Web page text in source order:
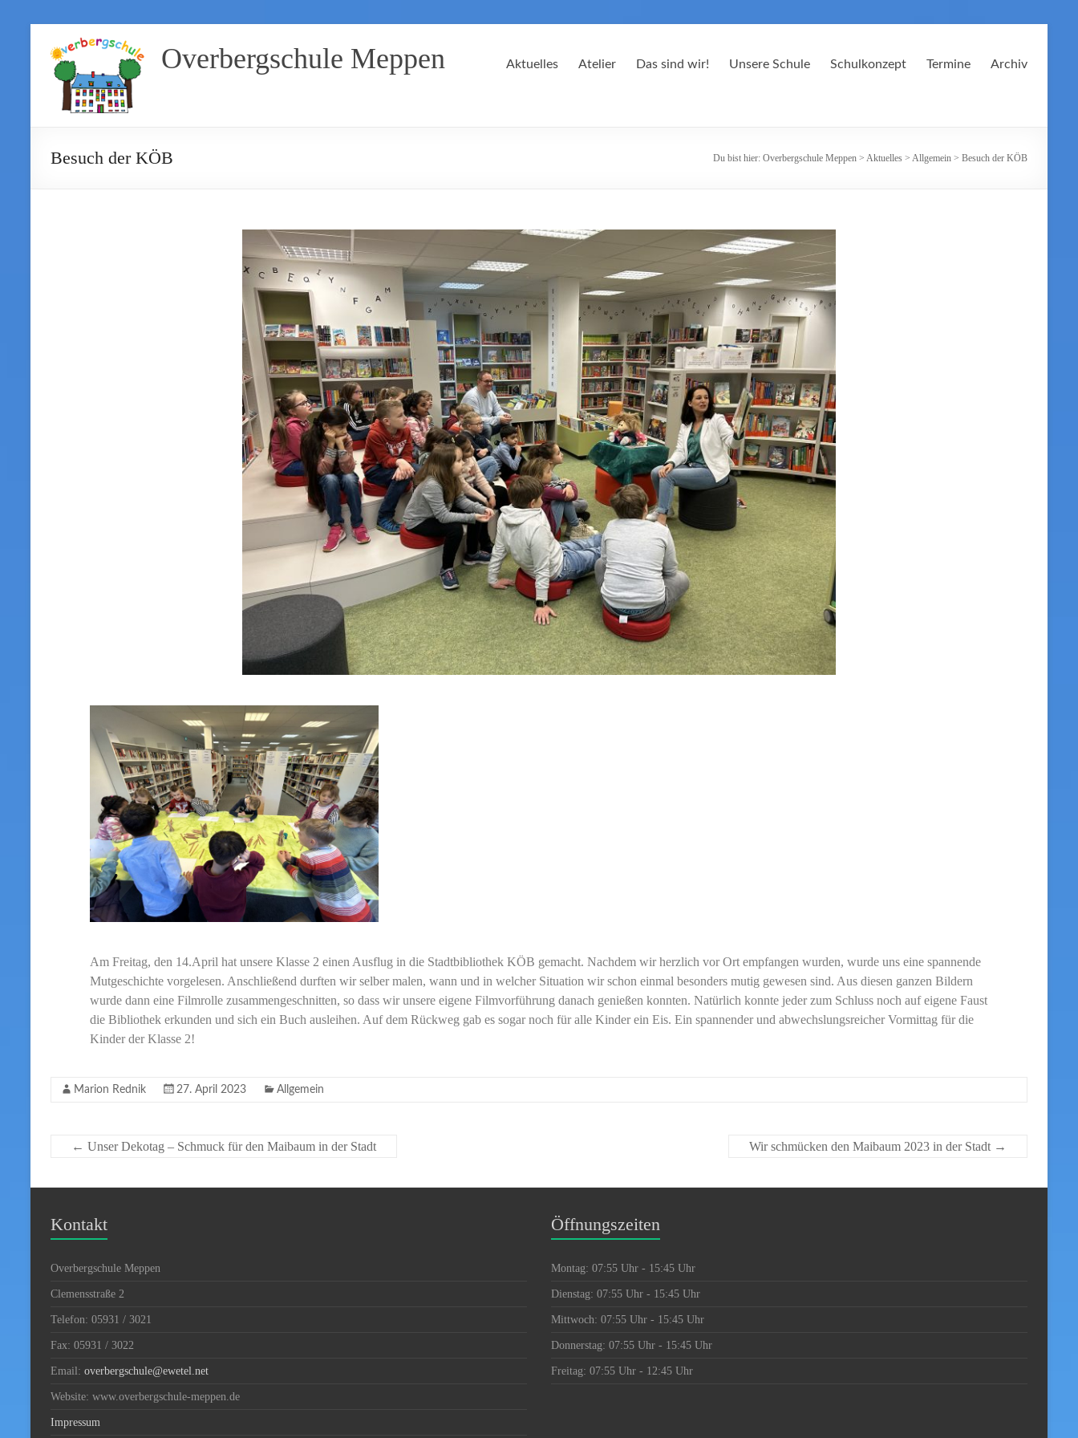
Overbergschule Meppen Aktuelles Atelier Das sind wir! Unsere Schule Schulkonzept Termine Archiv
Besuch der KÖB Du bist hier: Overbergschule Meppen > Aktuelles > Allgemein > Besuch der KÖB
Am Freitag, den 14.April hat unsere Klasse 2 einen Ausflug in die Stadtbibliothek KÖB gemacht. Nachdem wir herzlich vor Ort empfangen wurden, wurde uns eine spannende
Mutgeschichte vorgelesen. Anschließend durften wir selber malen, wann und in welcher Situation wir schon einmal besonders mutig gewesen sind. Aus diesen ganzen Bildern
wurde dann eine Filmrolle zusammengeschnitten, so dass wir unsere eigene Filmvorführung danach genießen konnten. Natürlich konnte jeder zum Schluss noch auf eigene Faust
die Bibliothek erkunden und sich ein Buch ausleihen. Auf dem Rückweg gab es sogar noch für alle Kinder ein Eis. Ein spannender und abwechslungsreicher Vormittag für die
Kinder der Klasse 2!
Marion Rednik 27. April 2023 Allgemein
← Unser Dekotag – Schmuck für den Maibaum in der Stadt Wir schmücken den Maibaum 2023 in der Stadt →
Kontakt
Overbergschule Meppen
Clemensstraße 2
Telefon: 05931 / 3021
Fax: 05931 / 3022
Email: overbergschule@ewetel.net
Website: www.overbergschule-meppen.de
Impressum
Öffnungszeiten
Montag: 07:55 Uhr - 15:45 Uhr
Dienstag: 07:55 Uhr - 15:45 Uhr
Mittwoch: 07:55 Uhr - 15:45 Uhr
Donnerstag: 07:55 Uhr - 15:45 Uhr
Freitag: 07:55 Uhr - 12:45 Uhr